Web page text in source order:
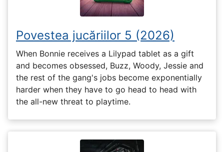
Povestea jucăriilor 5 (2026)
When Bonnie receives a Lilypad tablet as a gift
and becomes obsessed, Buzz, Woody, Jessie and
the rest of the gang's jobs become exponentially
harder when they have to go head to head with
the all-new threat to playtime.